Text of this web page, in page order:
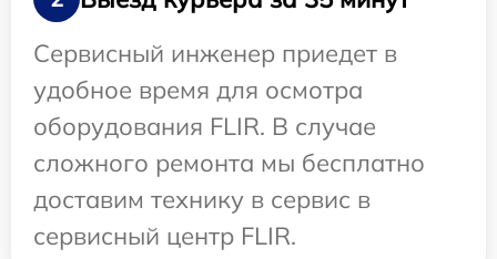
Сервисный инженер приедет в
удобное время для осмотра
оборудования FLIR. В случае
сложного ремонта мы бесплатно
доставим технику в сервис в
сервисный центр FLIR.